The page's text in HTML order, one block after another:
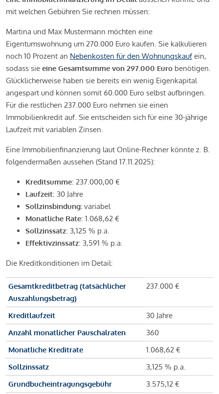
mit welchen Gebühren Sie rechnen müssen:
Martina und Max Mustermann möchten eine
Eigentumswohnung um 270.000 Euro kaufen. Sie kalkulieren
noch 10 Prozent an Nebenkosten für den Wohnungskaufein,
sodass sie eine Gesamtsumme von 297.000 Euro benötigen.
Glücklicherweise haben sie bereits ein wenig Eigenkapital
angespart und können somit 60.000 Euro selbst aufbringen.
Für die restlichen 237.000 Euro nehmen sie einen
Immobilienkredit auf. Sie entscheiden sich für eine 30-jährige
Laufzeit mit variablen Zinsen.
Eine Immobilienfinanzierung laut Online-Rechner könnte z. B.
folgendermaßen aussehen (Stand 17.11.2025):
Kreditsumme: 237.000,00 €
Laufzeit: 30 Jahre
Sollzinsbindung: variabel
Monatliche Rate: 1.068,62 €
Sollzinssatz: 3,125 % p.a.
Effektivzinssatz: 3,591 % p.a.
Die Kreditkonditionen im Detail:
Gesamtkreditbetrag (tatsächlicher
Auszahlungsbetrag)
237.000 €
Kreditlaufzeit
30 Jahre
Anzahl monatlicher Pauschalraten
360
Monatliche Kreditrate
1.068,62 €
Sollzinssatz
3,125 % p.a.
Grundbucheintragungsgebühr
3.575,12 €